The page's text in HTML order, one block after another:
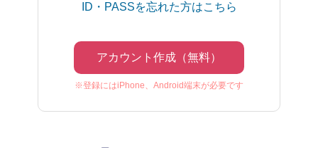
ID・PASSを忘れた方はこちら
アカウント作成（無料）
※登録にはiPhone、Android端末が必要です